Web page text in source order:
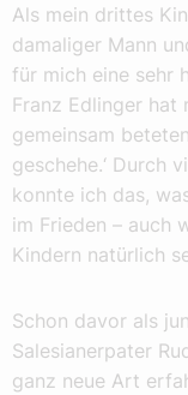
Als mein drittes
damaliger Mann
für mich eine sehr
Franz Edlinger hat
gemeinsam
geschehe.‘ Durch
konnte ich das,
im Frieden – auch
Kindern natürlich
Schon davor als
Salesianerpater
ganz neue Art